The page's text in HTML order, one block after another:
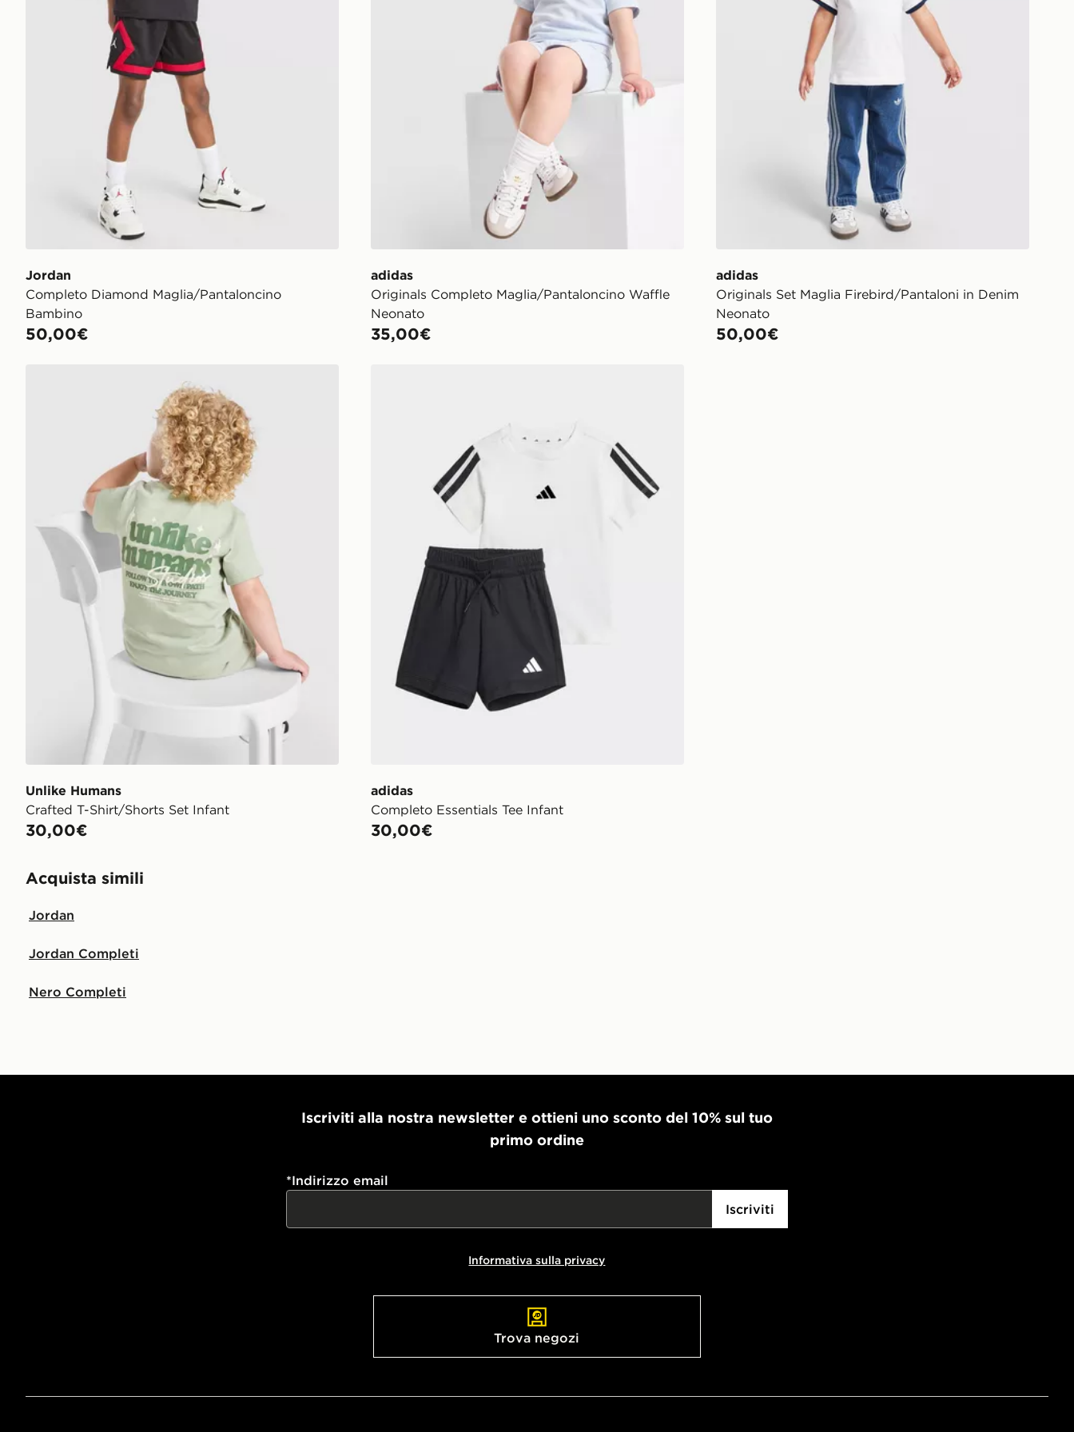
https://www.jdsports.it/track-my-order/
Jordan
Completo Diamond Maglia/Pantaloncino
Bambino
50,00€
adidas
Originals Completo Maglia/Pantaloncino Waffle
Neonato
35,00€
adidas
Originals Set Maglia Firebird/Pantaloni in Denim
Neonato
50,00€
Unlike Humans
Crafted T-Shirt/Shorts Set Infant
30,00€
adidas
Completo Essentials Tee Infant
30,00€
Acquista simili
Jordan
Jordan Completi
Nero Completi
Iscriviti alla nostra newsletter e ottieni uno sconto del 10% sul tuo
primo ordine
*Indirizzo email
Iscriviti
Informativa sulla privacy
Trova negozi